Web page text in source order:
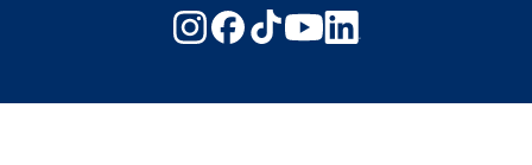
https://www.youtube.com/
https://